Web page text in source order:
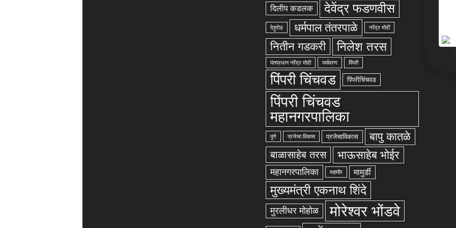
दिलीप कडलक देवेंद्र फडणवीस
देहुरोड धर्मपाल तंतरपाळे नरेंद्र मोदीं
नितीन गडकरी निलेश तरस
पंतप्रधान नरेंद्र मोदी पर्यावरण पिंपरी
पिंपरी चिंचवड पिंपरीचिंचवड
पिंपरी चिंचवड
महानगरपालिका
पुणे प्रजेचा विकास प्रजेचाविकास बापु कातळे
बाळासाहेब तरस भाऊसाहेब भोईर
महानगरपालिका महापौर मामुर्डी
मुख्यमंत्री एकनाथ शिंदे
मुरलीधर मोहोळ मोरेश्वर भोंडवे